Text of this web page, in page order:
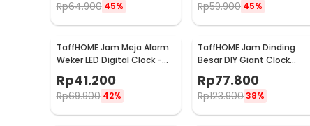
Rp64.900 45% Rp59.900 45%
TaffHOME Jam Meja Alarm
Weker LED Digital Clock -
Rp41.200
Rp69.900 42%
TaffHOME Jam Dinding
Besar DIY Giant Clock
Quartz 90-100cm - DIY-106
Rp77.800
Rp123.90038%